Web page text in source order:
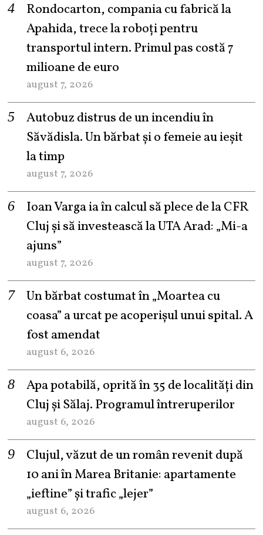
Rondocarton, compania cu fabrică la
Apahida, trece la roboți pentru
transportul intern. Primul pas costă 7
milioane de euro
august 7, 2026
Autobuz distrus de un incendiu în
Săvădisla. Un bărbat și o femeie au ieșit
la timp
august 7, 2026
Ioan Varga ia în calcul să plece de la CFR
Cluj și să investească la UTA Arad: „Mi-a
ajuns”
august 7, 2026
Un bărbat costumat în „Moartea cu
coasa” a urcat pe acoperișul unui spital. A
fost amendat
august 6, 2026
Apa potabilă, oprită în 35 de localități din
Cluj și Sălaj. Programul întreruperilor
august 6, 2026
Clujul, văzut de un român revenit după
10 ani în Marea Britanie: apartamente
„ieftine” și trafic „lejer”
august 6, 2026